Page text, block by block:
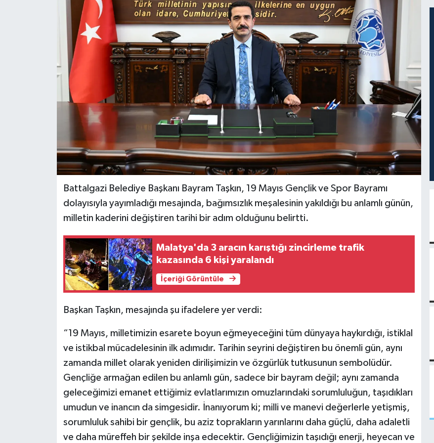
Battalgazi Belediye Başkanı Bayram Taşkın, 19 Mayıs Gençlik ve Spor Bayramı
dolayısıyla yayımladığı mesajında, bağımsızlık meşalesinin yakıldığı bu anlamlı günün,
milletin kaderini değiştiren tarihi bir adım olduğunu belirtti.
Malatya'da 3 aracın karıştığı zincirleme trafik
kazasında 6 kişi yaralandı
İçeriği Görüntüle
Başkan Taşkın, mesajında şu ifadelere yer verdi:
“19 Mayıs, milletimizin esarete boyun eğmeyeceğini tüm dünyaya haykırdığı, istiklal
ve istikbal mücadelesinin ilk adımıdır. Tarihin seyrini değiştiren bu önemli gün, aynı
zamanda millet olarak yeniden dirilişimizin ve özgürlük tutkusunun sembolüdür.
Gençliğe armağan edilen bu anlamlı gün, sadece bir bayram değil; aynı zamanda
geleceğimizi emanet ettiğimiz evlatlarımızın omuzlarındaki sorumluluğun, taşıdıkları
umudun ve inancın da simgesidir. İnanıyorum ki; milli ve manevi değerlerle yetişmiş,
sorumluluk sahibi bir gençlik, bu aziz toprakların yarınlarını daha güçlü, daha adaletli
ve daha müreffeh bir şekilde inşa edecektir. Gençliğimizin taşıdığı enerji, heyecan ve